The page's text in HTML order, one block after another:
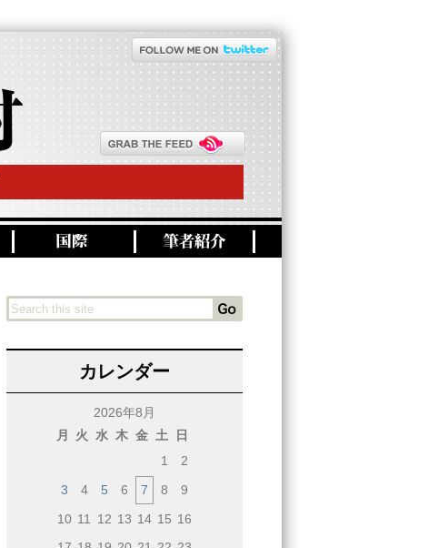
カレンダー
2026年8月
月
火 水 木 金 土
日
1
2
3
4 5 6 7 8
9
10 11 12 13 14 15 16